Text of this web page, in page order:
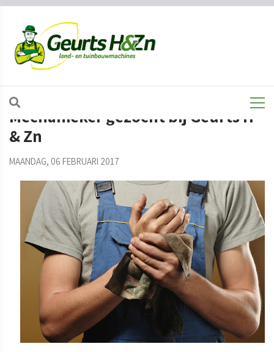
Mechanieker gezocht bij Geurts H
& Zn
MAANDAG, 06 FEBRUARI 2017